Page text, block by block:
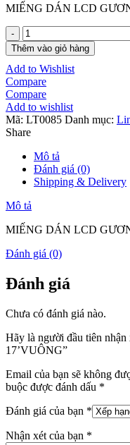
MIẾNG DÁN LCD
MIẾNG
DÁN
LCD
GƯƠNG
17'VUÔNG
số
lượng
Thêm vào giỏ hàng
Add to Wishlist
Compare
Compare
Add to wishlist
Mã: LT0085 Danh mục:
Share
Mô tả
Đánh giá (0)
Shipping & Delivery
Mô tả
MIẾNG DÁN LCD
Đánh giá (0)
Đánh giá
Chưa có đánh giá nào.
Hãy là người đầu tiên
17’VUÔNG”
Email của bạn sẽ không
buộc được đánh dấu *
Đánh giá của bạn *
Nhận xét của bạn *